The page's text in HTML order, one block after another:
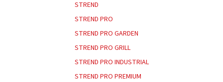
STREND
STREND PRO
STREND PRO GARDEN
STREND PRO GRILL
STREND PRO INDUSTRIAL
STREND PRO PREMIUM